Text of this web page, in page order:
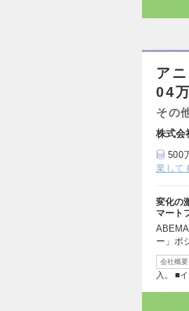
ア
04
その
株式会
500
業して
変化の
マート
ー」ポ
会社概要
入。 ■